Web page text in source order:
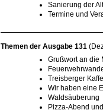
Sanierung der
Termine und
Themen der Ausgabe 131
Grußwort an die
Treisberger
Wir haben eine
Waldsäuberung
Pizza-Abend